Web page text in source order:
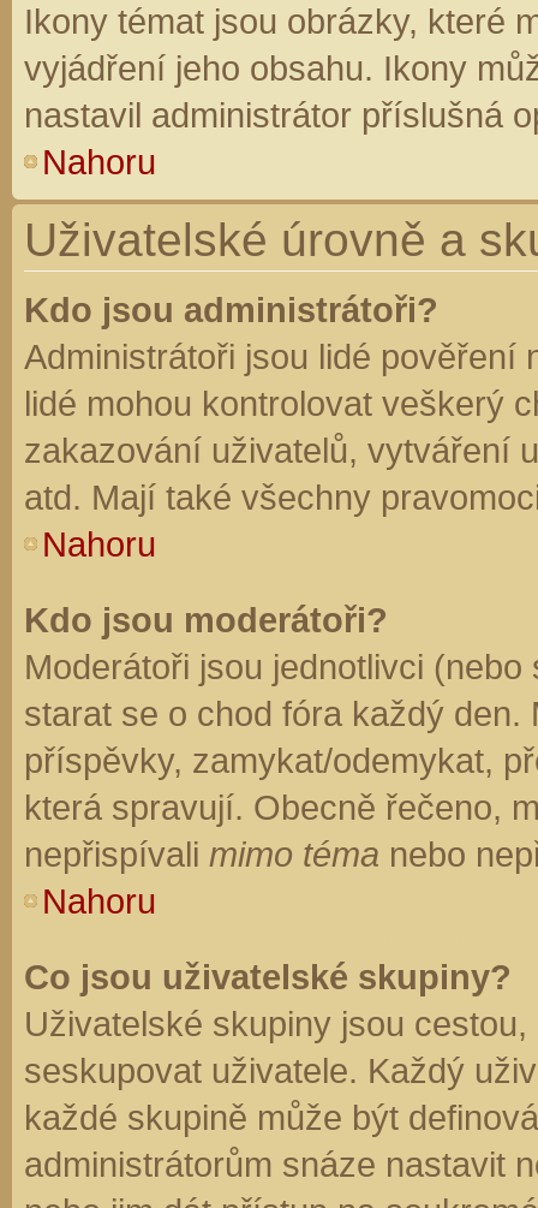
Ikony témat jsou obrázky, které
vyjádření jeho obsahu. Ikony
nastavil administrátor příslušná
Nahoru
Uživatelské úrovně a
Kdo jsou administrátoři?
Administrátoři jsou lidé pověření
lidé mohou kontrolovat veškerý
zakazování uživatelů, vytváření
atd. Mají také všechny
Nahoru
Kdo jsou moderátoři?
Moderátoři jsou jednotlivci
starat se o chod fóra každý
příspěvky, zamykat/odemykat,
která spravují. Obecně řečeno,
nepřispívali mimo téma nebo
Nahoru
Co jsou uživatelské skupiny?
Uživatelské skupiny jsou
seskupovat uživatele. Každý
každé skupině může být
administrátorům snáze nastavit